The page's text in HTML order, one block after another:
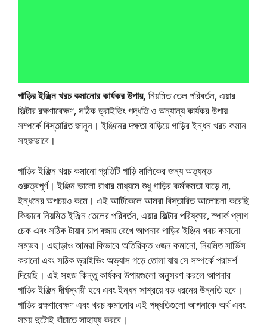
গাড়ির ইঞ্জিন খরচ কমানোর কার্যকর উপায়, নিয়মিত তেল পরিবর্তন, এয়ার
ফিল্টার রক্ষণাবেক্ষণ, সঠিক ড্রাইভিং পদ্ধতি ও অন্যান্য কার্যকর উপায়
সম্পর্কে বিস্তারিত জানুন। ইঞ্জিনের দক্ষতা বাড়িয়ে গাড়ির ইন্ধন খরচ কমান
সহজভাবে।
গাড়ির ইঞ্জিন খরচ কমানো প্রতিটি গাড়ি মালিকের জন্য অত্যন্ত
গুরুত্বপূর্ণ। ইঞ্জিন ভালো রাখার মাধ্যমে শুধু গাড়ির কর্মক্ষমতা বাড়ে না,
ইন্ধনের অপচয়ও কমে। এই আর্টিকেলে আমরা বিস্তারিত আলোচনা করেছি
কিভাবে নিয়মিত ইঞ্জিন তেলের পরিবর্তন, এয়ার ফিল্টার পরিষ্কার, স্পার্ক প্লাগ
চেক এবং সঠিক টায়ার চাপ বজায় রেখে আপনার গাড়ির ইঞ্জিন খরচ কমানো
সম্ভব। এছাড়াও আমরা কিভাবে অতিরিক্ত ওজন কমানো, নিয়মিত সার্ভিস
করানো এবং সঠিক ড্রাইভিং অভ্যাস গড়ে তোলা যায় সে সম্পর্কে পরামর্শ
দিয়েছি। এই সহজ কিন্তু কার্যকর উপায়গুলো অনুসরণ করলে আপনার
গাড়ির ইঞ্জিন দীর্ঘস্থায়ী হবে এবং ইন্ধন সাশ্রয়ে বড় ধরনের উন্নতি হবে।
গাড়ির রক্ষণাবেক্ষণ এবং খরচ কমানোর এই পদ্ধতিগুলো আপনাকে অর্থ এবং
সময় দুটোই বাঁচাতে সাহায্য করবে।